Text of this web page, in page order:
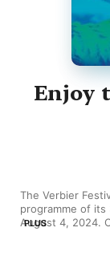
Enjoy
The Verbier
programme of
August 4, 2024.
PLUS